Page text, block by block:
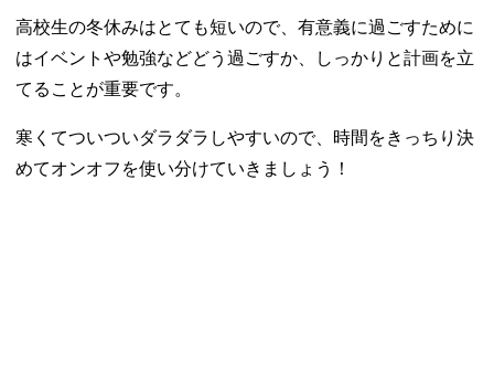
高校生の冬休みはとても短いので、有意義に過ごすために
はイベントや勉強などどう過ごすか、しっかりと計画を立
てることが重要です。
寒くてついついダラダラしやすいので、時間をきっちり決
めてオンオフを使い分けていきましょう！